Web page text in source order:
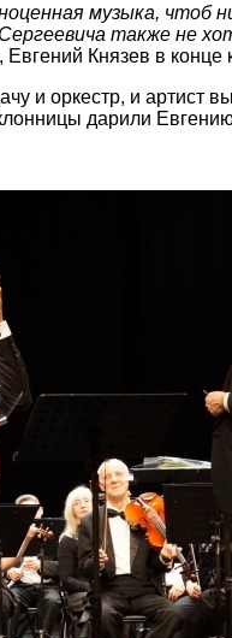
музыка, чтоб
также не
Князев в конце
и оркестр, и
дарили